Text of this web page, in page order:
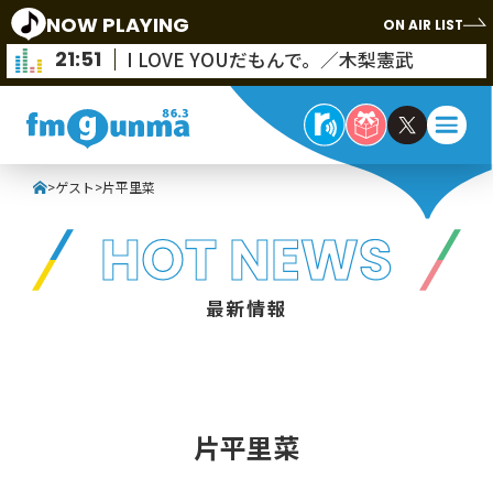
NOW PLAYING ON AIR LIST
21:51 I LOVE YOUだもんで。／木梨憲武
>ゲスト>片平里菜
HOT NEWS
最新情報
片平里菜